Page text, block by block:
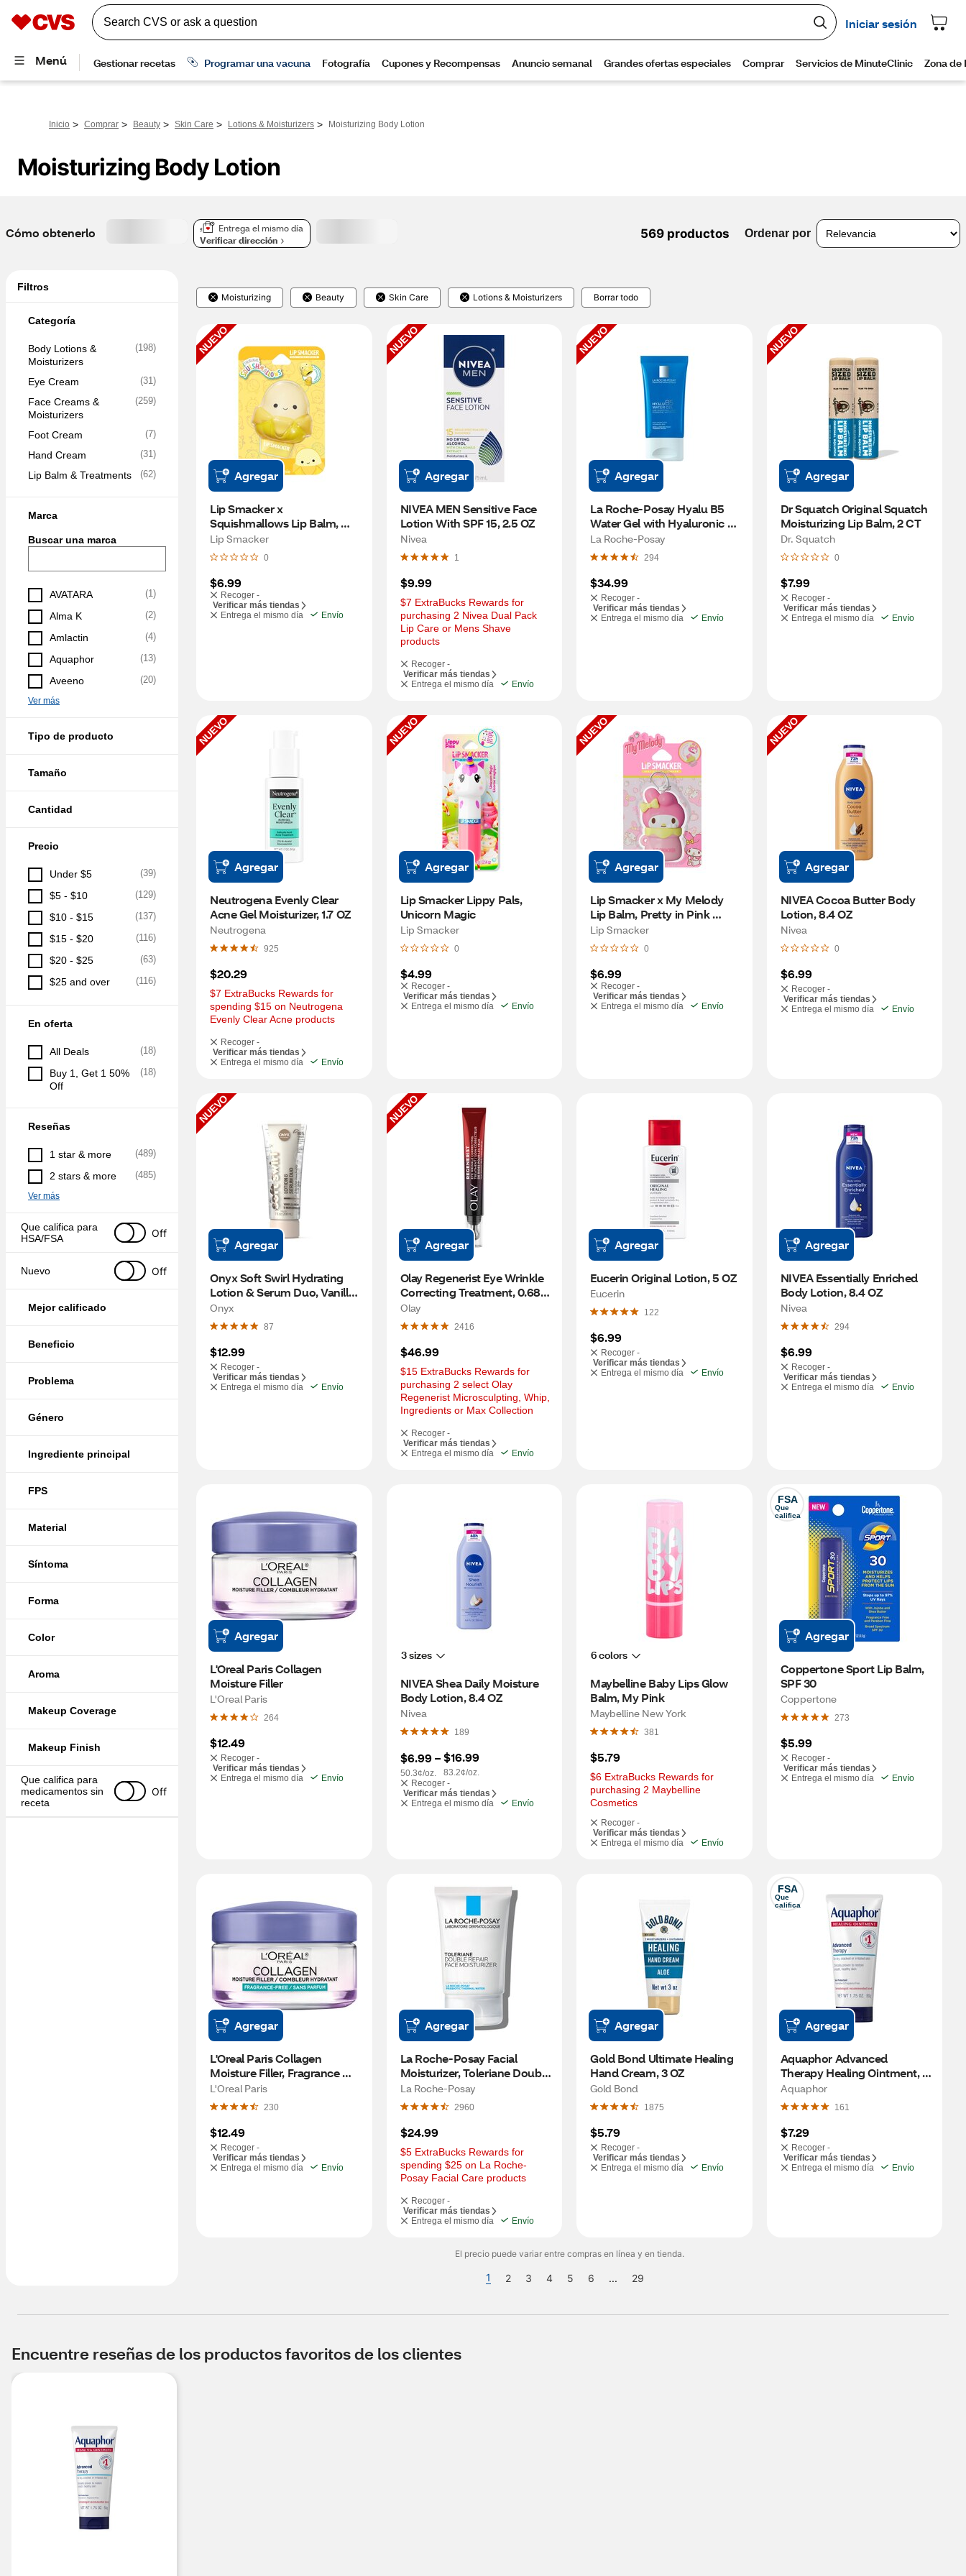
Inicio > Comprar > Beauty > Skin Care > Lotions & Moisturizers > Moisturizing Body Lotion
Moisturizing Body Lotion
Cómo obtenerlo
Entrega el mismo día
Verificar dirección
569 productos Ordenar por
Filtros
Categoría
Body Lotions &
Moisturizers
(198)
Eye Cream (31)
Face Creams &
Moisturizers
(259)
Foot Cream (7)
Hand Cream (31)
Lip Balm & Treatments (62)
Marca
Buscar una marca
AVATARA (1)
Alma K (2)
Amlactin (4)
Aquaphor (13)
Aveeno (20)
Ver más
Tipo de producto
Tamaño
Cantidad
Precio
Under $5 (39)
$5 - $10 (129)
$10 - $15 (137)
$15 - $20 (116)
$20 - $25 (63)
$25 and over (116)
En oferta
All Deals (18)
Buy 1, Get 1 50%
Off
(18)
Reseñas
1 star & more (489)
2 stars & more (485)
Ver más
Que califica para
HSA/FSA
Off
Nuevo Off
Mejor calificado
Beneficio
Problema
Género
Ingrediente principal
FPS
Material
Síntoma
Forma
Color
Aroma
Makeup Coverage
Makeup Finish
Que califica para
medicamentos sin
receta
Off
Moisturizing Beauty Skin Care Lotions & Moisturizers Borrar todo
NUEVO
Agregar
Lip Smacker x
Squishmallows Lip Balm,
Junie (Banana)
Lip Smacker
0
$6.99
Recoger -
Verificar más tiendas
Entrega el mismo día
Envío
NUEVO
Agregar
NIVEA MEN Sensitive Face
Lotion With SPF 15, 2.5 OZ
Nivea
1
$9.99
$7 ExtraBucks Rewards for
purchasing 2 Nivea Dual Pack
Lip Care or Mens Shave
products
Recoger -
Verificar más tiendas
Entrega el mismo día
Envío
NUEVO
Agregar
La Roche-Posay Hyalu B5
Water Gel with Hyaluronic
Acid, 1.35 OZ
La Roche-Posay
294
$34.99
Recoger -
Verificar más tiendas
Entrega el mismo día
Envío
NUEVO
Agregar
Dr Squatch Original Squatch
Moisturizing Lip Balm, 2 CT
Dr. Squatch
0
$7.99
Recoger -
Verificar más tiendas
Entrega el mismo día
Envío
NUEVO
Agregar
Neutrogena Evenly Clear
Acne Gel Moisturizer​, 1.7 OZ
Neutrogena
925
$20.29
$7 ExtraBucks Rewards for
spending $15 on Neutrogena
Evenly Clear Acne products
Recoger -
Verificar más tiendas
Entrega el mismo día
Envío
NUEVO
Agregar
Lip Smacker Lippy Pals,
Unicorn Magic
Lip Smacker
0
$4.99
Recoger -
Verificar más tiendas
Entrega el mismo día
Envío
NUEVO
Agregar
Lip Smacker x My Melody
Lip Balm, Pretty in Pink
Lemonade
Lip Smacker
0
$6.99
Recoger -
Verificar más tiendas
Entrega el mismo día
Envío
NUEVO
Agregar
NIVEA Cocoa Butter Body
Lotion, 8.4 OZ
Nivea
0
$6.99
Recoger -
Verificar más tiendas
Entrega el mismo día
Envío
NUEVO
Agregar
Onyx Soft Swirl Hydrating
Lotion & Serum Duo, Vanilla
Bean & Marshmellow, 7 OZ
Onyx
87
$12.99
Recoger -
Verificar más tiendas
Entrega el mismo día
Envío
NUEVO
Agregar
Olay Regenerist Eye Wrinkle
Correcting Treatment, 0.68
OZ
Olay
2416
$46.99
$15 ExtraBucks Rewards for
purchasing 2 select Olay
Regenerist Microsculpting, Whip,
Ingredients or Max Collection
Recoger -
Verificar más tiendas
Entrega el mismo día
Envío
Agregar
Eucerin Original Lotion, 5 OZ
Eucerin
122
$6.99
Recoger -
Verificar más tiendas
Entrega el mismo día
Envío
Agregar
NIVEA Essentially Enriched
Body Lotion, 8.4 OZ
Nivea
294
$6.99
Recoger -
Verificar más tiendas
Entrega el mismo día
Envío
Agregar
L'Oreal Paris Collagen
Moisture Filler
L'Oreal Paris
264
$12.49
Recoger -
Verificar más tiendas
Entrega el mismo día
Envío
3 sizes
NIVEA Shea Daily Moisture
Body Lotion, 8.4 OZ
Nivea
189
$6.99 –
50.3¢/oz.
$16.99
83.2¢/oz.
Recoger -
Verificar más tiendas
Entrega el mismo día
Envío
6 colors
Maybelline Baby Lips Glow
Balm, My Pink
Maybelline New York
381
$5.79
$6 ExtraBucks Rewards for
purchasing 2 Maybelline
Cosmetics
Recoger -
Verificar más tiendas
Entrega el mismo día
Envío
FSA
Que
califica
Agregar
Coppertone Sport Lip Balm,
SPF 30
Coppertone
273
$5.99
Recoger -
Verificar más tiendas
Entrega el mismo día
Envío
Agregar
L'Oreal Paris Collagen
Moisture Filler, Fragrance
Free
L'Oreal Paris
230
$12.49
Recoger -
Verificar más tiendas
Entrega el mismo día
Envío
Agregar
La Roche-Posay Facial
Moisturizer, Toleriane Double
Repair with Ceramide, 3.38
OZ
La Roche-Posay
2960
$24.99
$5 ExtraBucks Rewards for
spending $25 on La Roche-
Posay Facial Care products
Recoger -
Verificar más tiendas
Entrega el mismo día
Envío
Agregar
Gold Bond Ultimate Healing
Hand Cream, 3 OZ
Gold Bond
1875
$5.79
Recoger -
Verificar más tiendas
Entrega el mismo día
Envío
FSA
Que
califica
Agregar
Aquaphor Advanced
Therapy Healing Ointment,
10.5 OZ
Aquaphor
161
$7.29
Recoger -
Verificar más tiendas
Entrega el mismo día
Envío
El precio puede variar entre compras en línea y en tienda.
1 2 3 4 5 6 ... 29
Encuentre reseñas de los productos favoritos de los clientes